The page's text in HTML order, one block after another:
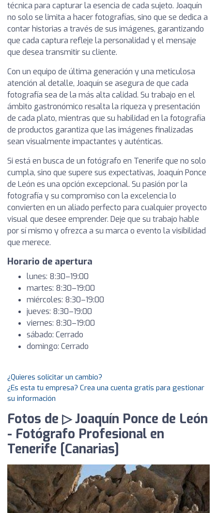
técnica para capturar la esencia de cada sujeto. Joaquín
no solo se limita a hacer fotografías, sino que se dedica a
contar historias a través de sus imágenes, garantizando
que cada captura refleje la personalidad y el mensaje
que desea transmitir su cliente.
Con un equipo de última generación y una meticulosa
atención al detalle, Joaquín se asegura de que cada
fotografía sea de la más alta calidad. Su trabajo en el
ámbito gastronómico resalta la riqueza y presentación
de cada plato, mientras que su habilidad en la fotografía
de productos garantiza que las imágenes finalizadas
sean visualmente impactantes y auténticas.
Si está en busca de un fotógrafo en Tenerife que no solo
cumpla, sino que supere sus expectativas, Joaquín Ponce
de León es una opción excepcional. Su pasión por la
fotografía y su compromiso con la excelencia lo
convierten en un aliado perfecto para cualquier proyecto
visual que desee emprender. Deje que su trabajo hable
por sí mismo y ofrezca a su marca o evento la visibilidad
que merece.
Horario de apertura
lunes: 8:30–19:00
martes: 8:30–19:00
miércoles: 8:30–19:00
jueves: 8:30–19:00
viernes: 8:30–19:00
sábado: Cerrado
domingo: Cerrado
¿Quieres solicitar un cambio?
¿Es esta tu empresa? Crea una cuenta gratis para gestionar
su información
Fotos de ▷ Joaquín Ponce de León
- Fotógrafo Profesional en
Tenerife [Canarias]